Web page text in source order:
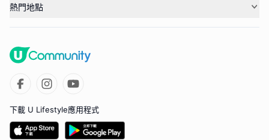
熱門地點
下載 U Lifestyle應用程式